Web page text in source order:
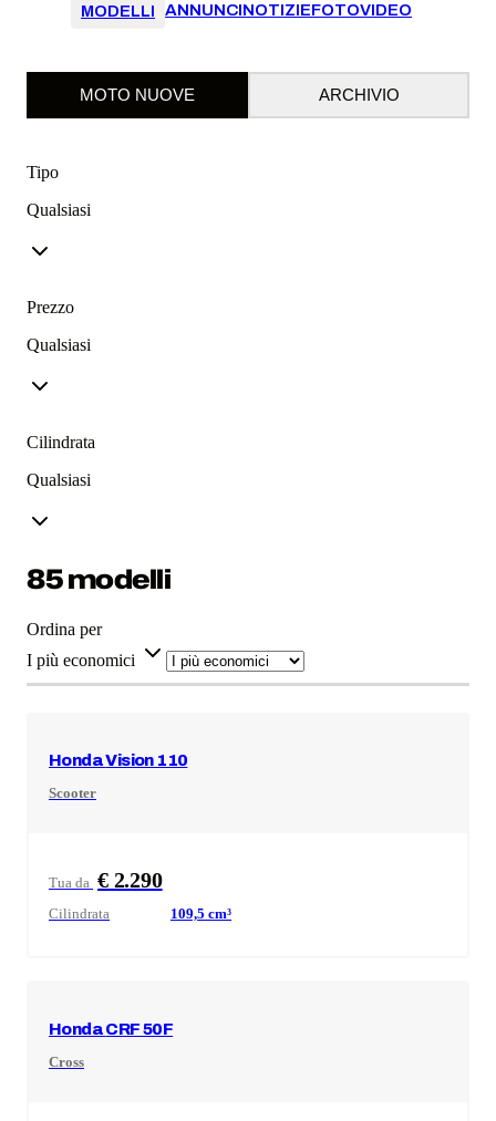
MODELLI ANNUNCINOTIZIEFOTOVIDEO
MOTO NUOVE ARCHIVIO
Tipo
Qualsiasi
Prezzo
Qualsiasi
Cilindrata
Qualsiasi
85 modelli
Ordina per
I più economici
HondaVision 110
Scooter
Tua da € 2.290
Cilindrata 109,5 cm³
HondaCRF 50F
Cross